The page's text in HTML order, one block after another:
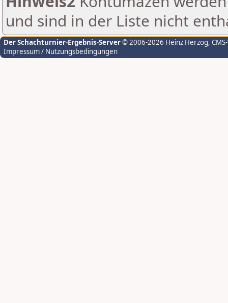
und sind in der Liste nicht
Der Schachturnier-Ergebnis-Server© 2006-2026 Heinz Herzog,
Impressum / Nutzungsbedingungen